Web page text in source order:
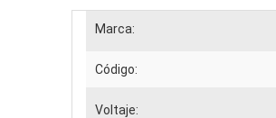
Marca:
Código:
Voltaje: